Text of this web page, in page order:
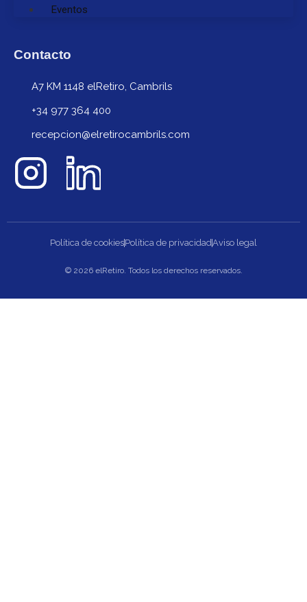
Eventos
Contacto
A7 KM 1148 elRetiro, Cambrils
+34 977 364 400
recepcion@elretirocambrils.com
© 2026 elRetiro. Todos los derechos reservados.
Política de cookiesPolítica de privacidadAviso legal